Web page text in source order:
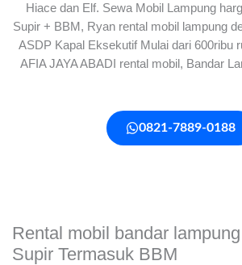
Hiace dan Elf. Sewa Mobil Lampung
Supir + BBM, Ryan rental mobil lampung
ASDP Kapal Eksekutif Mulai dari 600ribu
AFIA JAYA ABADI rental mobil, Bandar
0821-7889-0188
Rental mobil bandar
Supir Termasuk BBM